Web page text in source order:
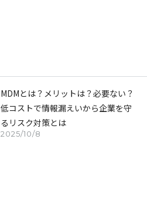
2025/10/8
MDMとは？メリットは？必要ない？
低コストで情報漏えいから企業を守
るリスク対策とは